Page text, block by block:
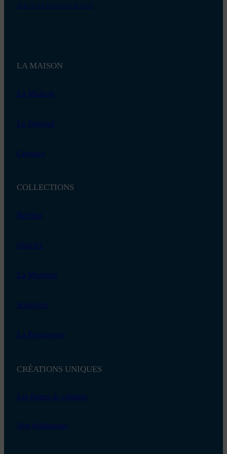
INSTAGRAM FACEBOOK
LA MAISON
La Maison
Le Journal
Contact
COLLECTIONS
Bettina
Glacier
La Madone
Solstices
La Parisienne
CRÉATIONS UNIQUES
Les étapes de création
Nos réalisations